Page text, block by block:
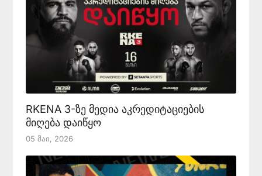
RKENA 3-ზე მედია აკრედიტაციების
მიღება დაიწყო
05 Მაი, 2026